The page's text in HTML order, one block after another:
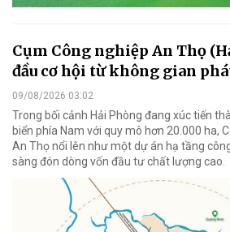
Cụm Công nghiệp An Thọ
đầu cơ hội từ không gian
09/08/2026 03:02
Trong bối cảnh Hải Phòng đang xúc tiến
biển phía Nam với quy mô hơn 20.000 ha,
An Thọ nổi lên như một dự án hạ tầng
sàng đón dòng vốn đầu tư chất lượng cao.